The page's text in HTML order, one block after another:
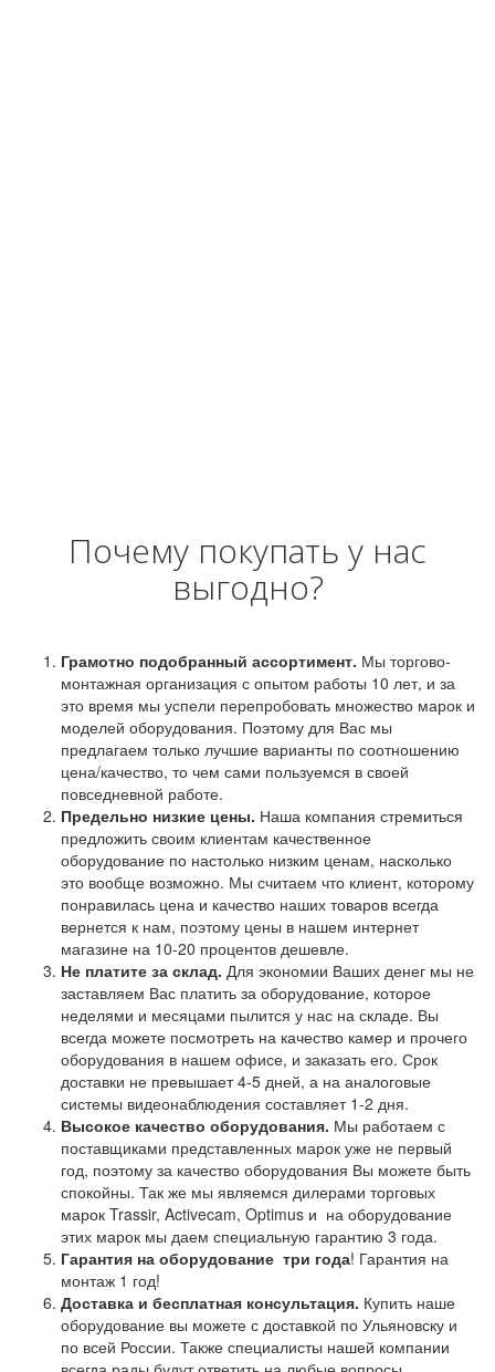
Почему покупать у нас
выгодно?
Грамотно подобранный ассортимент. Мы торгово-
монтажная организация с опытом работы 10 лет, и за
это время мы успели перепробовать множество марок и
моделей оборудования. Поэтому для Вас мы
предлагаем только лучшие варианты по соотношению
цена/качество, то чем сами пользуемся в своей
повседневной работе.
Предельно низкие цены. Наша компания стремиться
предложить своим клиентам качественное
оборудование по настолько низким ценам, насколько
это вообще возможно. Мы считаем что клиент, которому
понравилась цена и качество наших товаров всегда
вернется к нам, поэтому цены в нашем интернет
магазине на 10-20 процентов дешевле.
Не платите за склад. Для экономии Ваших денег мы не
заставляем Вас платить за оборудование, которое
неделями и месяцами пылится у нас на складе. Вы
всегда можете посмотреть на качество камер и прочего
оборудования в нашем офисе, и заказать его. Срок
доставки не превышает 4-5 дней, а на аналоговые
системы видеонаблюдения составляет 1-2 дня.
Высокое качество оборудования. Мы работаем с
поставщиками представленных марок уже не первый
год, поэтому за качество оборудования Вы можете быть
спокойны. Так же мы являемся дилерами торговых
марок Trassir, Activecam, Optimus и на оборудование
этих марок мы даем специальную гарантию 3 года.
Гарантия на оборудование три года! Гарантия на
монтаж 1 год!
Доставка и бесплатная консультация. Купить наше
оборудование вы можете с доставкой по Ульяновску и
по всей России. Также специалисты нашей компании